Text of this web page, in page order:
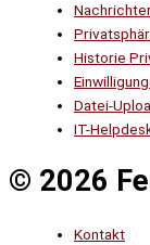
Historie
Datei-
IT-
© 2026
Kontakt